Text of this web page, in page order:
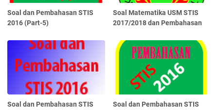
Soal dan Pembahasan STIS
2016 (Part-5)
Soal Matematika USM STIS
2017/2018 dan Pembahasan
Soal dan Pembahasan STIS
Soal dan Pembahasan STIS